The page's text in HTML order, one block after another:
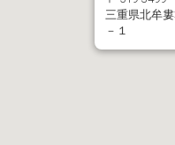
三重県北牟
－１